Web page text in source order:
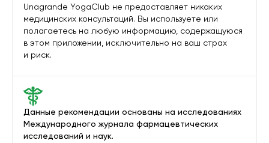
Данные рекомендации основаны на исследованиях
Международного журнала фармацевтических
исследований и наук.
Unagrande YogaClub не предоставляет никаких
медицинских консультаций. Вы используете или
полагаетесь на любую информацию, содержащуюся
в этом приложении, исключительно на ваш страх
и риск.